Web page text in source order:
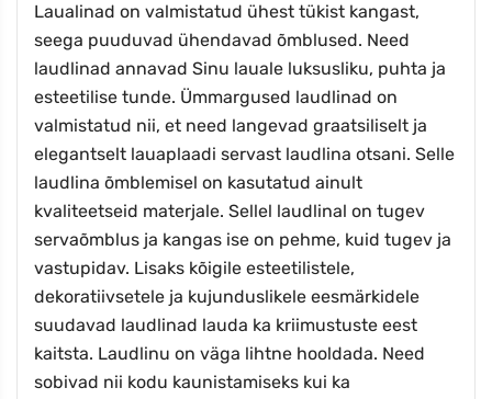
Laualinad on valmistatud ühest tükist kangast,
seega puuduvad ühendavad õmblused. Need
laudlinad annavad Sinu lauale luksusliku, puhta ja
esteetilise tunde. Ümmargused laudlinad on
valmistatud nii, et need langevad graatsiliselt ja
elegantselt lauaplaadi servast laudlina otsani. Selle
laudlina õmblemisel on kasutatud ainult
kvaliteetseid materjale. Sellel laudlinal on tugev
servaõmblus ja kangas ise on pehme, kuid tugev ja
vastupidav. Lisaks kõigile esteetilistele,
dekoratiivsetele ja kujunduslikele eesmärkidele
suudavad laudlinad lauda ka kriimustuste eest
kaitsta. Laudlinu on väga lihtne hooldada. Need
sobivad nii kodu kaunistamiseks kui ka